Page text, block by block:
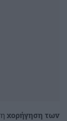
χορήγηση των